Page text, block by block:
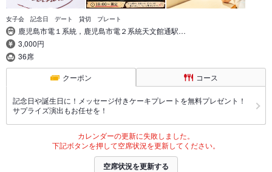
女子会 記念日 デート 貸切 プレート
鹿児島市電１系統，鹿児島市電２系統天文館通駅…
3,000円
36席
クーポン コース
記念日や誕生日に！メッセージ付きケーキプレートを無料プレゼント！
サプライズ演出もお任せを！
カレンダーの更新に失敗しました。
下記ボタンを押して空席状況を更新してください。
空席状況を更新する